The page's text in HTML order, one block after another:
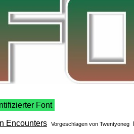
Font
Encounters Vorgeschlagen von Twentyoneg